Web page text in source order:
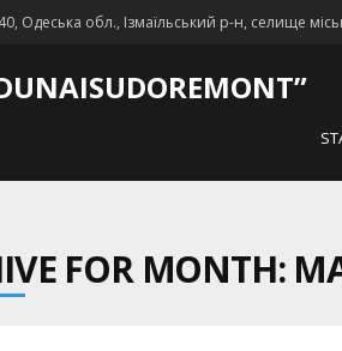
Одеська обл., Ізмаїльський р-н, селище
FOR MONTH: